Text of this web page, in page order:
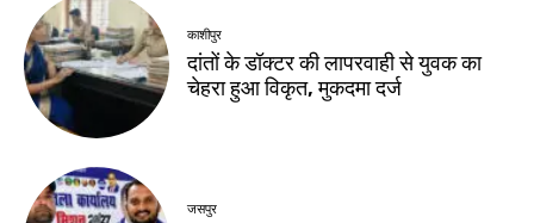
काशीपुर
दांतों के डॉक्टर की लापरवाही से युवक का
चेहरा हुआ विकृत, मुकदमा दर्ज
जसपुर